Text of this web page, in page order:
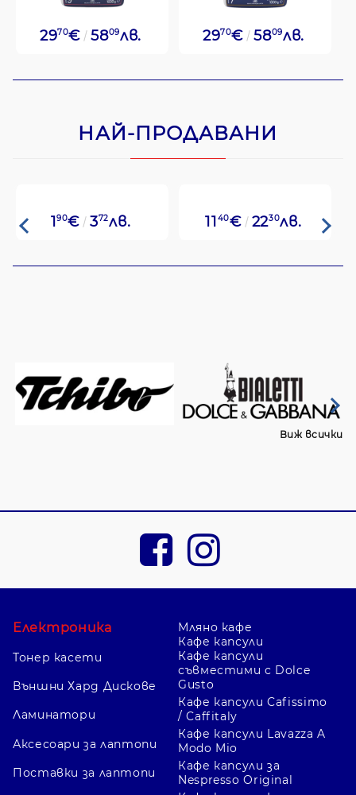
2970€ 5809лв. 2970€ 5809лв.
НАЙ-ПРОДАВАНИ
190€ 372лв. 11 40€ 2230лв.
Виж всички
Електроника
Тонер касети
Външни Хард Дискове
Ламинатори
Аксесоари за лаптопи
Поставки за лаптопи
Мляно кафе
Кафе капсули
Кафе капсули
съвместими с Dolce
Gusto
Кафе капсули Cafissimo
/ Caffitaly
Кафе капсули Lavazza A
Modo Mio
Кафе капсули за
Nespresso Original